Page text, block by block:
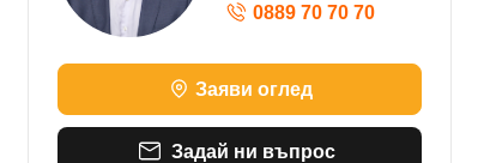
0889 70 70 70
Заяви оглед
Задай ни въпрос